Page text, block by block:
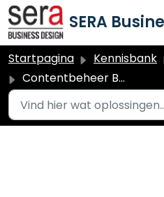
Doorgaan naar hoofdinhoud
Startpagina Kennisbank
Contentbeheer Bestandsbeheer en Bestandslabels